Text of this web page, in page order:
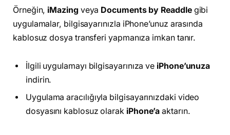
Örneğin, iMazing veya Documents by Readdle gibi
uygulamalar, bilgisayarınızla iPhone’unuz arasında
kablosuz dosya transferi yapmanıza imkan tanır.
İlgili uygulamayı bilgisayarınıza ve iPhone’unuza
indirin.
Uygulama aracılığıyla bilgisayarınızdaki video
dosyasını kablosuz olarak iPhone’aaktarın.